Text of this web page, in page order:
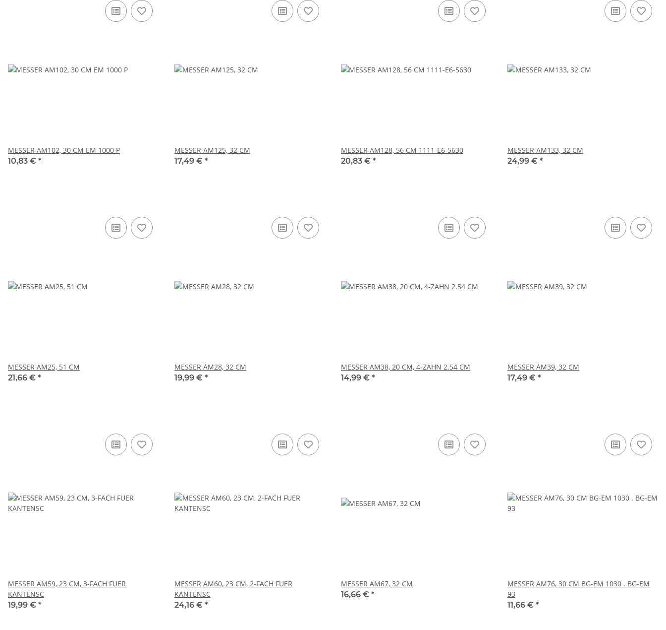
MESSER AM102, 30 CM EM 1000 P
10,83 € *
MESSER AM125, 32 CM
17,49 € *
MESSER AM128, 56 CM 1111-E6-5630
20,83 € *
MESSER AM133, 32 CM
24,99 € *
MESSER AM25, 51 CM
21,66 € *
MESSER AM28, 32 CM
19,99 € *
MESSER AM38, 20 CM, 4-ZAHN 2.54 CM
14,99 € *
MESSER AM39, 32 CM
17,49 € *
MESSER AM59, 23 CM, 3-FACH FUER
KANTENSC
19,99 € *
MESSER AM60, 23 CM, 2-FACH FUER
KANTENSC
24,16 € *
MESSER AM67, 32 CM
16,66 € *
MESSER AM76, 30 CM BG-EM 1030 . BG-EM
93
11,66 € *